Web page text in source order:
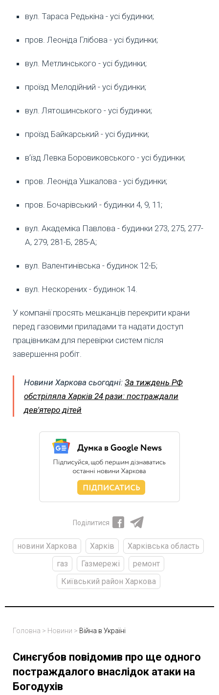
вул. Тараса Редькіна - усі будинки;
пров. Леоніда Глібова - усі будинки;
вул. Метлинського - усі будинки;
проїзд Мелодійний - усі будинки;
вул. Лятошинського - усі будинки;
проїзд Байкарський - усі будинки;
в’їзд Левка Боровиковського - усі будинки;
пров. Леоніда Ушкалова - усі будинки;
пров. Бочарівський - будинки 4, 9, 11;
вул. Академіка Павлова - будинки 273, 275, 277-
А, 279, 281-Б, 285-А;
вул. Валентинівська - будинок 12-Б;
вул. Нескорених - будинок 14.
У компанії просять мешканців перекрити крани
перед газовими приладами та надати доступ
працівникам для перевірки систем після
завершення робіт.
Новини Харкова сьогодні: За тиждень РФ
обстріляла Харків 24 рази: постраждали
дев'ятеро дітей
Поділитися
новини Харкова Харків
Харківська область
газ
Газмережі
ремонт
Київський район Харкова
Головна > Новини > Війна в Україні
Синєгубов повідомив про ще одного
постраждалого внаслідок атаки на
Богодухів